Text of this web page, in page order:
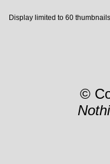
Display limited to 60
©